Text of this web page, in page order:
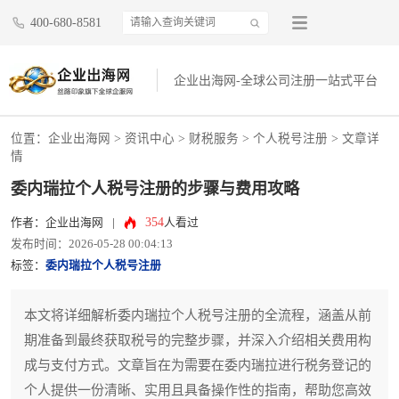
400-680-8581
企业出海网-全球公司注册一站式平台
位置： 企业出海网 > 资讯中心 > 财税服务 > 个人税号注册 > 文章详
情
委内瑞拉个人税号注册的步骤与费用攻略
作者：企业出海网 354人看过
发布时间：2026-05-28 00:04:13
标签： 委内瑞拉个人税号注册
本文将详细解析委内瑞拉个人税号注册的全流程，涵盖从前
期准备到最终获取税号的完整步骤，并深入介绍相关费用构
成与支付方式。文章旨在为需要在委内瑞拉进行税务登记的
个人提供一份清晰、实用且具备操作性的指南，帮助您高效